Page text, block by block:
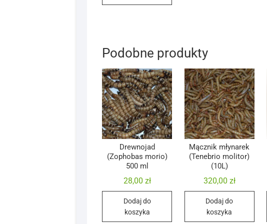
Podobne produkty
Drewnojad
(Zophobas morio)
500 ml
28,00 zł
Dodaj do
koszyka
Mącznik młynarek
(Tenebrio molitor)
(10L)
320,00 zł
Dodaj do
koszyka